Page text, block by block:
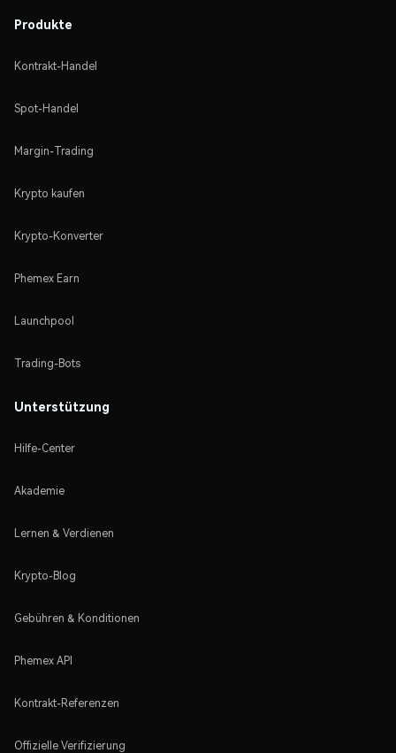
Produkte
Kontrakt-Handel
Spot-Handel
Margin-Trading
Krypto kaufen
Krypto-Konverter
Phemex Earn
Launchpool
Trading-Bots
Unterstützung
Hilfe-Center
Akademie
Lernen & Verdienen
Krypto-Blog
Gebühren & Konditionen
Phemex API
Kontrakt-Referenzen
Offizielle Verifizierung